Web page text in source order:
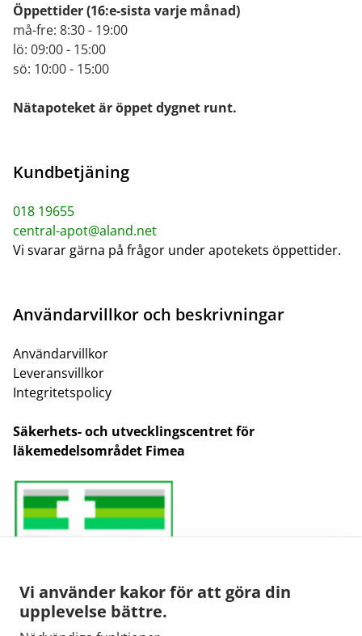
Vi använder kakor för att göra din
upplevelse bättre.
Öppettider(16:e-sista varje månad)
må-fre: 8:30 - 19:00
lö: 09:00 - 15:00
sö: 10:00 - 15:00
Nätapoteket är öppet dygnet runt.
Kundbetjäning
018 19655
central-apot@aland.net
Vi svarar gärna på frågor under apotekets öppettider.
Användarvillkor och beskrivningar
Användarvillkor
Leveransvillkor
Integritetspolicy
Säkerhets- och utvecklingscentret för
läkemedelsområdet Fimea